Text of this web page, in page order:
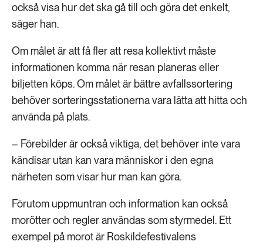
också visa hur det ska gå till och göra det enkelt,
säger han.
Om målet är att få fler att resa kollektivt måste
informationen komma när resan planeras eller
biljetten köps. Om målet är bättre avfallssortering
behöver sorteringsstationerna vara lätta att hitta och
använda på plats.
– Förebilder är också viktiga, det behöver inte vara
kändisar utan kan vara människor i den egna
närheten som visar hur man kan göra.
Förutom uppmuntran och information kan också
morötter och regler användas som styrmedel. Ett
exempel på morot är Roskildefestivalens